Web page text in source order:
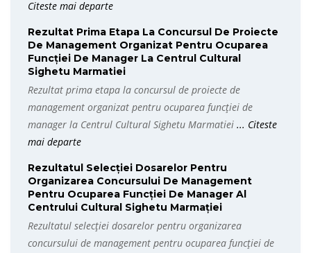
Citeste mai departe
Rezultat Prima Etapa La Concursul De Proiecte
De Management Organizat Pentru Ocuparea
Funcției De Manager La Centrul Cultural
Sighetu Marmatiei
Rezultat prima etapa la concursul de proiecte de
management organizat pentru ocuparea funcției de
manager la Centrul Cultural Sighetu Marmatiei ... Citeste
mai departe
Rezultatul Selecției Dosarelor Pentru
Organizarea Concursului De Management
Pentru Ocuparea Funcției De Manager Al
Centrului Cultural Sighetu Marmației
Rezultatul selecției dosarelor pentru organizarea
concursului de management pentru ocuparea funcției de